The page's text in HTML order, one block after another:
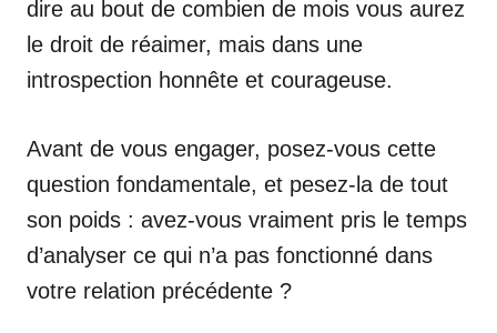
dire au bout de combien de mois vous aurez
le droit de réaimer, mais dans une
introspection honnête et courageuse.
Avant de vous engager, posez-vous cette
question fondamentale, et pesez-la de tout
son poids : avez-vous vraiment pris le temps
d’analyser ce qui n’a pas fonctionné dans
votre relation précédente ?